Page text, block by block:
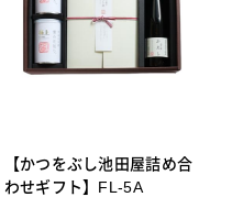
【かつをぶし池田屋詰め合
わせギフト】FL-5A